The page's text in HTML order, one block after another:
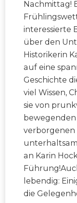
Nachmittag!
interessierte
über den
Historikerin
auf eine
Geschichte
viel Wissen,
sie von
verborgenen
an Karin
lebendig:
die